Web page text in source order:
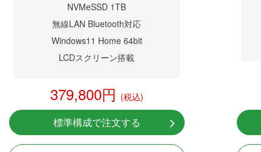
NVMeSSD 1TB
無線LAN Bluetooth対応
Windows11 Home 64bit
LCDスクリーン搭載
379,800円 (税込)
標準構成で注文する